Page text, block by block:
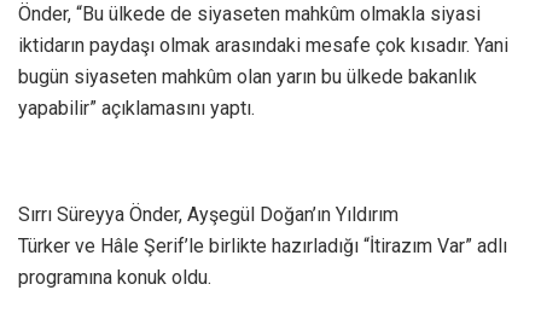
Önder, “Bu ülkede de siyaseten mahkûm olmakla siyasi
iktidarın paydaşı olmak arasındaki mesafe çok kısadır. Yani
bugün siyaseten mahkûm olan yarın bu ülkede bakanlık
yapabilir” açıklamasını yaptı.
Sırrı Süreyya Önder, Ayşegül Doğan’ın Yıldırım
Türker ve Hâle Şerif’le birlikte hazırladığı “İtirazım Var” adlı
programına konuk oldu.